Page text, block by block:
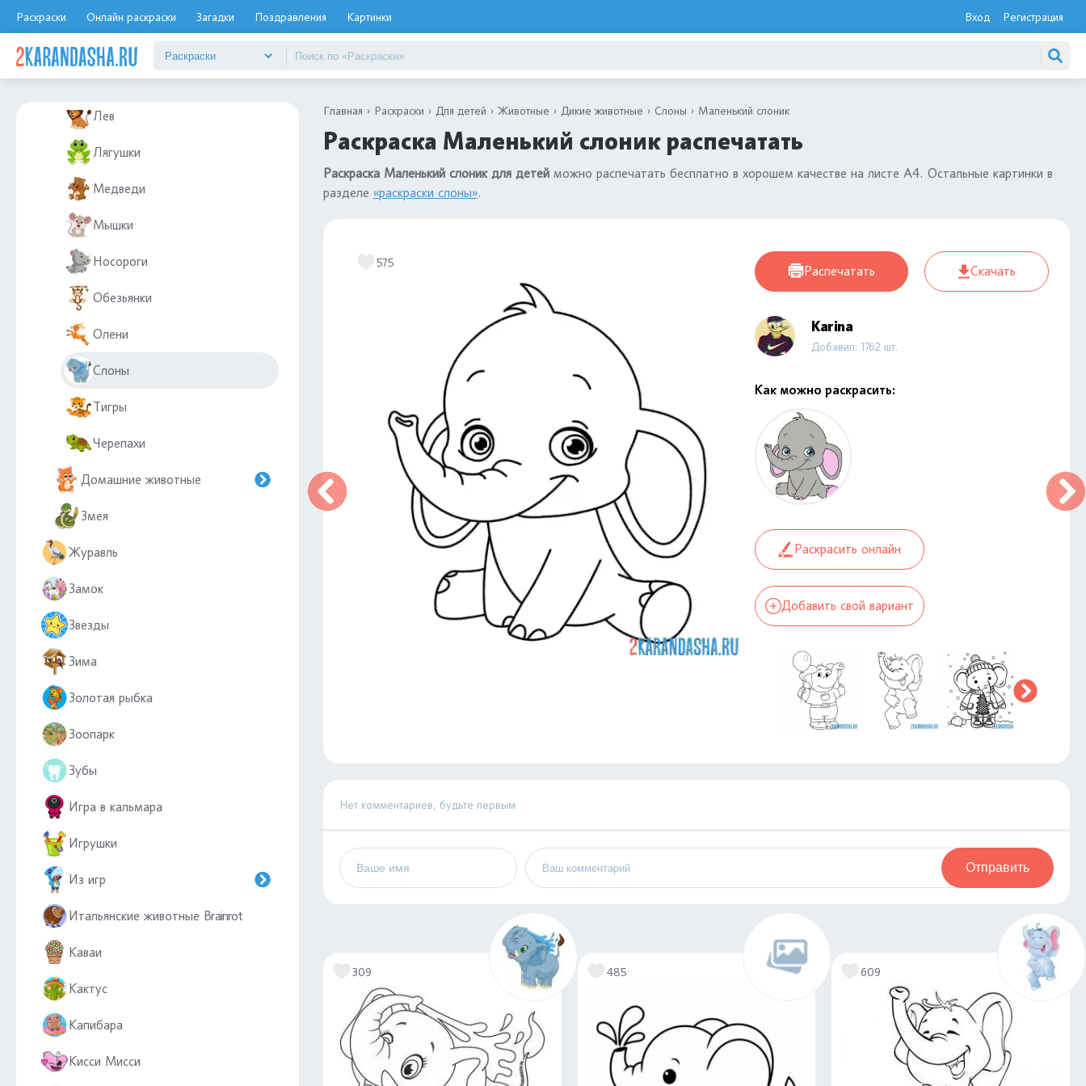
Раскраски Онлайн раскраски Загадки Поздравления Картинки Вход Регистрация
Лошади
Лев
Лягушки
Медведи
Мышки
Носороги
Обезьянки
Олени
Слоны
Тигры
Черепахи
Домашние животные
Змея
Журавль
Замок
Звезды
Зима
Золотая рыбка
Зоопарк
Зубы
Игра в кальмара
Игрушки
Из игр
Итальянские животные Brainrot
Каваи
Кактус
Капибара
Кисси Мисси
Главная Раскраски Для детей Животные Дикие животные Слоны Маленький слоник
Раскраска Маленький слоник распечатать
Раскраска Маленький слоник для детей можно распечатать бесплатно в хорошем качестве на листе А4. Остальные картинки в
разделе «раскраски слоны».
575
Распечатать Скачать
Karina
Добавил: 1762 шт.
Как можно раскрасить:
Раскрасить онлайн
Добавить свой вариант
Нет комментариев, будьте первым
Отправить
309 485 609